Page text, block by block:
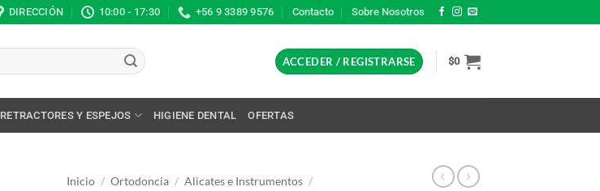
DIRECCIÓN 10:00 - 17:30 +56 9 3389 9576 Contacto Sobre Nosotros
ACCEDER / REGISTRARSE $0
RETRACTORES Y ESPEJOS HIGIENE DENTAL OFERTAS
Inicio / Ortodoncia / Alicates e Instrumentos /